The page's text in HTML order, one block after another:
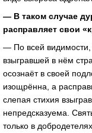
— В таком случае
расправляет свои
— По всей видимости,
взыгравшей в нём
осознаёт в своей
изощрённа, а
слепая стихия
непредсказуема.
только в